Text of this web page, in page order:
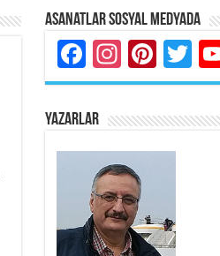
Asanatlar Sosyal Medyada
Facebook
YAZARLAR